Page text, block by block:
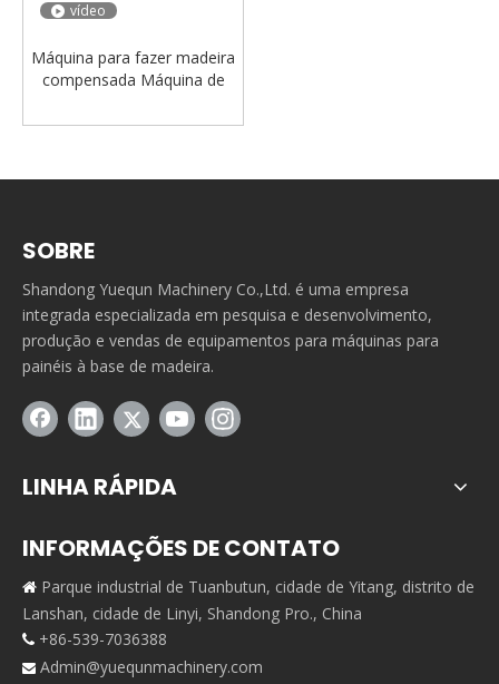
vídeo
Máquina para fazer madeira
compensada Máquina de
SOBRE
Shandong Yuequn Machinery Co.,Ltd. é uma empresa
integrada especializada em pesquisa e desenvolvimento,
produção e vendas de equipamentos para máquinas para
painéis à base de madeira.
LINHA RÁPIDA
INFORMAÇÕES DE CONTATO
 Parque industrial de Tuanbutun, cidade de Yitang, distrito de
Lanshan, cidade de Linyi, Shandong Pro., China
 +86-539-7036388
 Admin@yuequnmachinery.com